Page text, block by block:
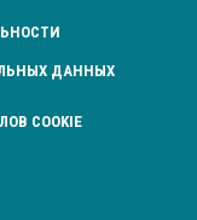
ДАННЫХ
COOKIE